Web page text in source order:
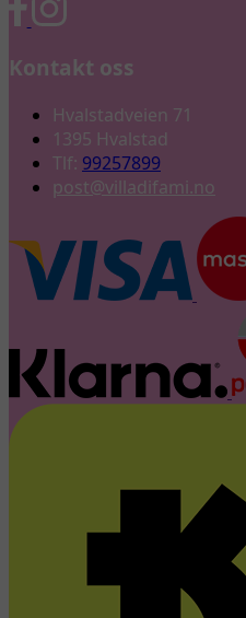
Kontakt oss
Hvalstadveien 71
1395 Hvalstad
Tlf: 99257899
post@villadifami.no